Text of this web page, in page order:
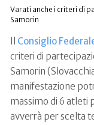
Varati anche i criteri di
Samorin
Il Consiglio
criteri di
Samorin
manifestazione
massimo di 6 atleti
avverrà per scelta